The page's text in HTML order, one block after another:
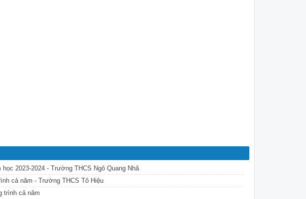
2023-2024 - Trường THCS Ngô Quang Nhã
cả năm - Trường THCS Tô Hiệu
trình cả năm